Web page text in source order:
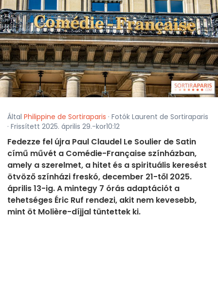
Által Philippine de Sortiraparis · Fotók Laurent de Sortiraparis
· Frissített 2025. április 29.-kor10:12
Fedezze fel újra Paul Claudel Le Soulier de Satin
című művét a Comédie-Française színházban,
amely a szerelmet, a hitet és a spirituális keresést
ötvöző színházi freskó, december 21-től 2025.
április 13-ig. A mintegy 7 órás adaptációt a
tehetséges Éric Ruf rendezi, akit nem kevesebb,
mint öt Molière-díjjal tüntettek ki.